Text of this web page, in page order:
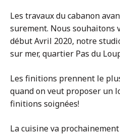
Les travaux du cabanon
surement. Nous souhaitons
début Avril 2020, notre
sur mer, quartier Pas du
Les finitions prennent le
quand on veut proposer un
finitions soignées!
La cuisine va